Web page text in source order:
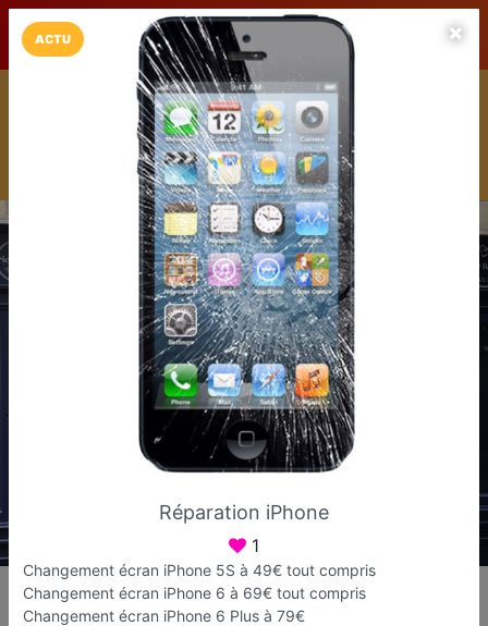
LaCarte Play Store
Installez l'App LaCarte
Téléchargez gratuitement l'app LaCarte pour suivre vos
commerces favoris et ne rien rater !
Télécharger Plus tard
Prior Repair
Réparation de téléphone, smartphone,
ACTU
Réparation iPhone
1
Changement écran iPhone 5S à 49€ tout compris
Changement écran iPhone 6 à 69€ tout compris
Changement écran iPhone 6 Plus à 79€